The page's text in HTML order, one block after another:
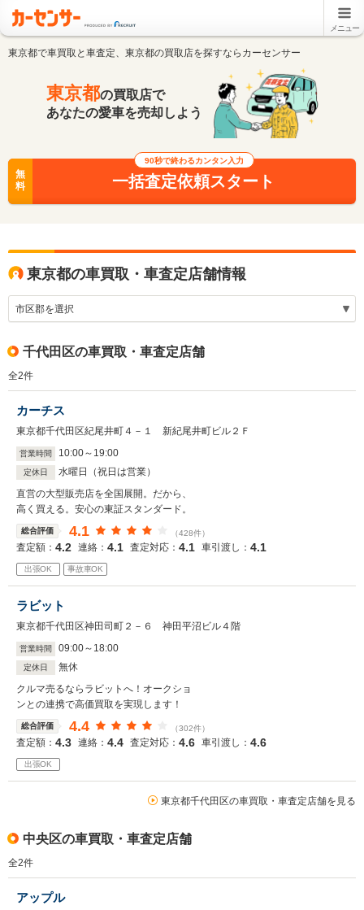
メニュー
東京都で車買取と車査定、東京都の買取店を探すならカーセンサー
東京都の買取店で
あなたの愛車を売却しよう
90秒で終わるカンタン入力
無
料
一括査定依頼スタート
東京都の車買取・車査定店舗情報
千代田区の車買取・車査定店舗
全2件
カーチス
東京都千代田区紀尾井町４－１ 新紀尾井町ビル２Ｆ
営業時間 10:00～ 19:00
定休日
水曜日（祝日は営業）
直営の大型販売店を全国展開。だから、
高く買える。安心の東証スタンダード。
総合評価 4.1 （428件）
査定額： 4.2 連絡： 4.1 査定対応： 4.1 車引渡し： 4.1
出張OK 事故車OK
ラビット
東京都千代田区神田司町２－６ 神田平沼ビル４階
営業時間 09:00～ 18:00
定休日
無休
クルマ売るならラビットへ！オークショ
ンとの連携で高価買取を実現します！
総合評価 4.4 （302件）
査定額： 4.3 連絡： 4.4 査定対応： 4.6 車引渡し： 4.6
出張OK
東京都千代田区の車買取・車査定店舗を見る
中央区の車買取・車査定店舗
全2件
アップル